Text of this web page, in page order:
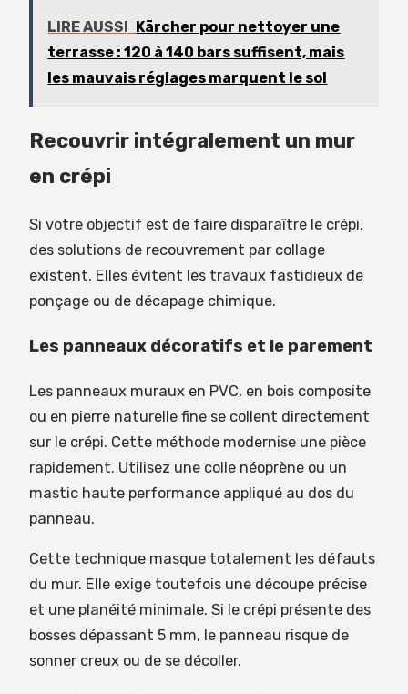
LIRE AUSSI
Kärcher pour nettoyer une
terrasse : 120 à 140 bars suffisent, mais
les mauvais réglages marquent le sol
Recouvrir intégralement un mur
en crépi
Si votre objectif est de faire disparaître le crépi,
des solutions de recouvrement par collage
existent. Elles évitent les travaux fastidieux de
ponçage ou de décapage chimique.
Les panneaux décoratifs et le parement
Les panneaux muraux en PVC, en bois composite
ou en pierre naturelle fine se collent directement
sur le crépi. Cette méthode modernise une pièce
rapidement. Utilisez une colle néoprène ou un
mastic haute performance appliqué au dos du
panneau.
Cette technique masque totalement les défauts
du mur. Elle exige toutefois une découpe précise
et une planéité minimale. Si le crépi présente des
bosses dépassant 5 mm, le panneau risque de
sonner creux ou de se décoller.